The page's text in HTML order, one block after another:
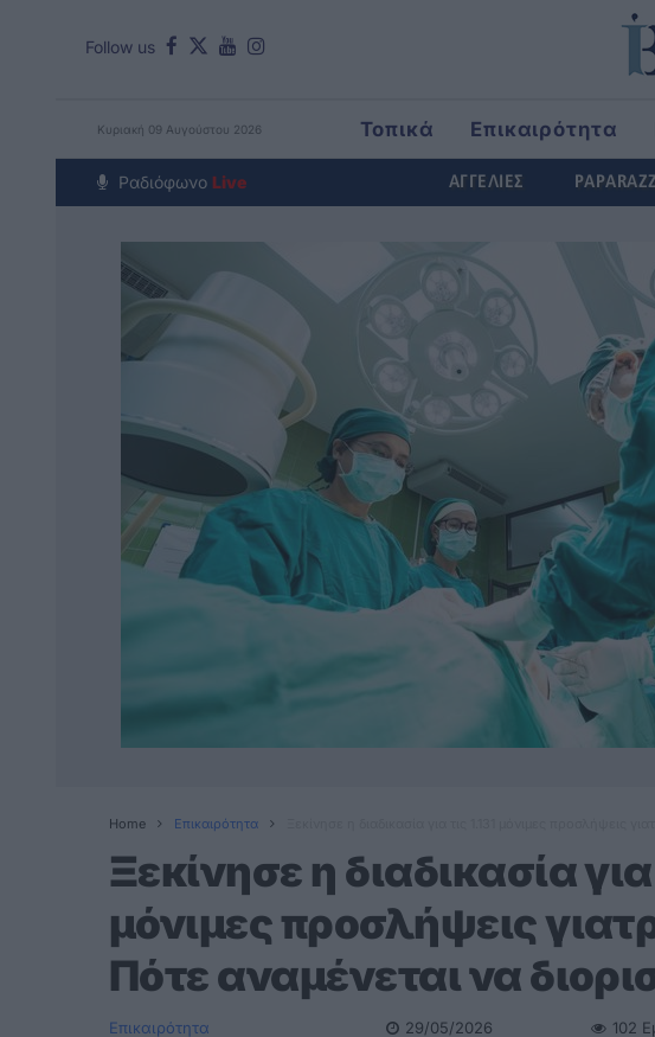
Follow us
Κυριακή 09 Αυγούστου 2026 Τοπικά Επικαιρότητα
Around The World
Ραδιόφωνο Live ΑΓΓΕΛΙΕΣ
Home Επικαιρότητα
Ξεκίνησε η διαδικασία για
μόνιμες προσλήψεις
Πότε αναμένεται να
Επικαιρότητα 29/05/2026 102